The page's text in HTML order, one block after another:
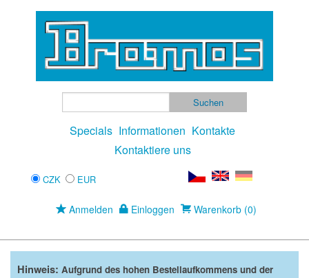
Specials Informationen Kontakte
Kontaktiere uns
CZK EUR
Anmelden Einloggen Warenkorb (0)
Hinweis: Aufgrund des hohen Bestellaufkommens und der